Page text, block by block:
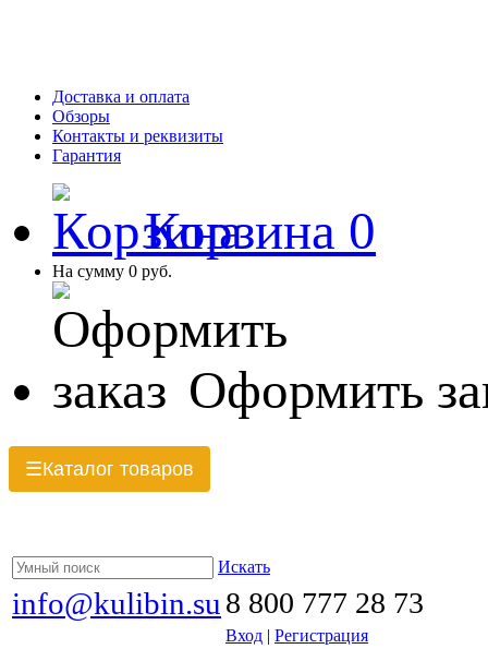
Доставка и оплата
Обзоры
Контакты и реквизиты
Гарантия
Корзина 0
На сумму 0 руб.
Оформить
☰Каталог товаров
Искать
info@kulibin.su 8 800 777 28 73
Вход | Регистрация